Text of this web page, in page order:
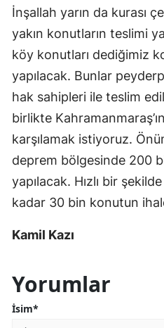
İnşallah yarın da kurası
yakın konutların teslimi
köy konutları dediğimiz
yapılacak. Bunlar
hak sahipleri ile teslim
birlikte
karşılamak istiyoruz.
deprem bölgesinde 200
yapılacak. Hızlı bir
kadar 30 bin konutun
Kamil Kazı
Yorumlar
İsim*